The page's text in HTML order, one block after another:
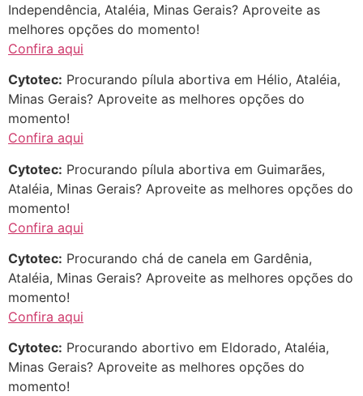
Independência, Ataléia, Minas Gerais? Aproveite as
melhores opções do momento!
Confira aqui
Cytotec: Procurando pílula abortiva em Hélio, Ataléia,
Minas Gerais? Aproveite as melhores opções do
momento!
Confira aqui
Cytotec: Procurando pílula abortiva em Guimarães,
Ataléia, Minas Gerais? Aproveite as melhores opções do
momento!
Confira aqui
Cytotec: Procurando chá de canela em Gardênia,
Ataléia, Minas Gerais? Aproveite as melhores opções do
momento!
Confira aqui
Cytotec: Procurando abortivo em Eldorado, Ataléia,
Minas Gerais? Aproveite as melhores opções do
momento!
"só de ter dúvida já é uma
resposta" muito isso, disse tudo